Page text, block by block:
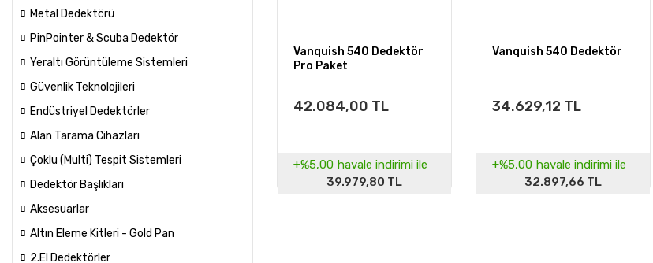
Metal Dedektörü
PinPointer & Scuba Dedektör
Yeraltı Görüntüleme Sistemleri
Güvenlik Teknolojileri
Endüstriyel Dedektörler
Alan Tarama Cihazları
Çoklu (Multi) Tespit Sistemleri
Dedektör Başlıkları
Aksesuarlar
Altın Eleme Kitleri - Gold Pan
2.El Dedektörler
Vanquish 540 Dedektör
Pro Paket
42.084,00 TL
+%5,00 havale indirimi ile
39.979,80 TL
Vanquish 540 Dedektör
34.629,12 TL
+%5,00 havale indirimi ile
32.897,66 TL